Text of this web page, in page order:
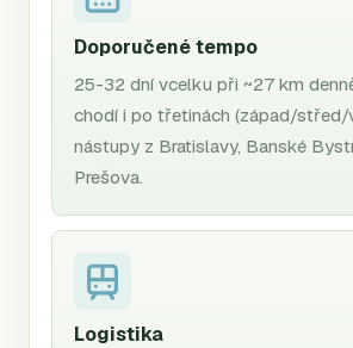
Doporučené tempo
25-32 dní vcelku při ~27 km
chodí i po třetinách (západ/střed/
nástupy z Bratislavy, Banské
Prešova.
Logistika